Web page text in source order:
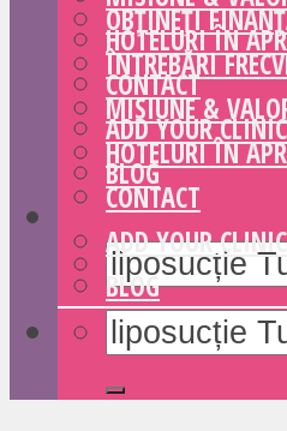
HOTELURI ÎN
CONTACT
ADD YOUR CLINIC
BLOG
OBȚINEȚI
ÎNTREBĂRI
MISIUNE &
HOTELURI ÎN
CONTACT
ADD YOUR CLINIC
BLOG